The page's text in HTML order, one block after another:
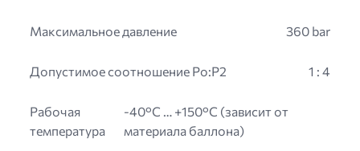
Максимальное давление 360 bar
Допустимое соотношение Po:P2 1 : 4
Рабочая
температура
-40°C … +150°C (зависит от
материала баллона)